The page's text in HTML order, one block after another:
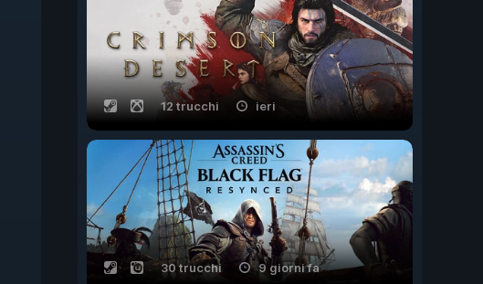
12 trucchi ieri
30 trucchi 9 giorni fa